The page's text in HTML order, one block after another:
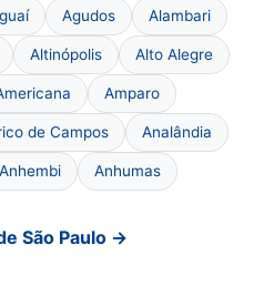
Agudos Alambari
Altinópolis Alto Alegre
Amparo
de Campos Analândia
Anhembi Anhumas
São Paulo →